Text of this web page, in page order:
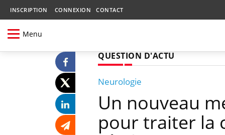
INSCRIPTION CONNEXION CONTACT
Menu
QUESTION D'ACTU
Neurologie
Un nouveau
pour traiter la